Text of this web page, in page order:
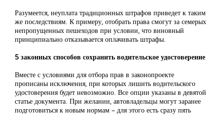
Разумеется, неуплата традиционных штрафов приведет к таким
же последствиям. К примеру, отобрать права смогут за семерых
непропущенных пешеходов при условии, что виновный
принципиально отказывается оплачивать штрафы.
5 законных способов сохранить водительское удостоверение
Вместе с условиями для отбора прав в законопроекте
прописаны исключения, при которых лишить водительского
удостоверения будет невозможно. Все опции указаны в девятой
статье документа. При желании, автовладельцы могут заранее
подготовиться к новым нормам – для этого есть сразу пять